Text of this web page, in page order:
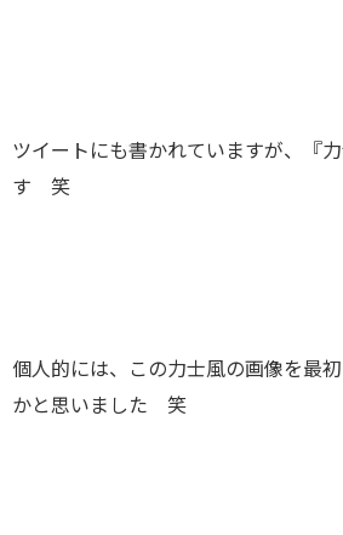
ツイートにも書かれていますが、『
す 笑
個人的には、この力士風の画像を最
かと思いました 笑